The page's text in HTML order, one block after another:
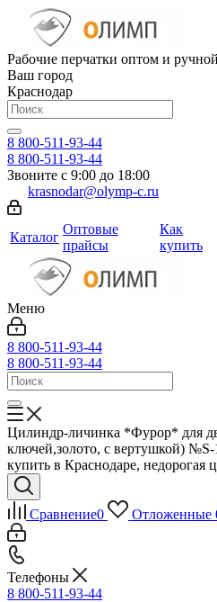
Рабочие перчатки оптом и
Ваш город
Краснодар
8 800-511-93-44
8 800-511-93-44
Звоните с 9:00 до 18:00
krasnodar@olymp-c.ru
Каталог
Оптовые
прайсы
Как
купить
Меню
8 800-511-93-44
8 800-511-93-44
Цилиндр-личинка *Фурор* для
ключей,золото, с вертушкой)
купить в Краснодаре, недорогая
Сравнение0 Отложенные
Телефоны
8 800-511-93-44